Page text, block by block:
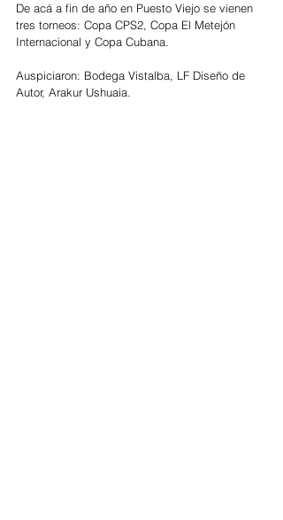
De acá a fin de año en Puesto Viejo se vienen
tres torneos: Copa CPS2, Copa El Metejón
Internacional y Copa Cubana.
Auspiciaron: Bodega Vistalba, LF Diseño de
Autor, Arakur Ushuaia.